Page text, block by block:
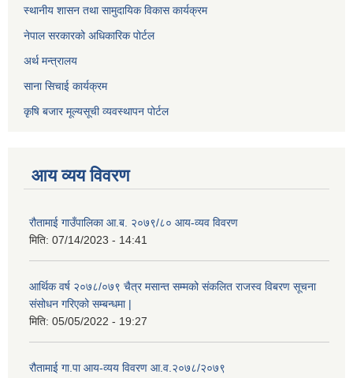
स्थानीय शासन तथा सामुदायिक विकास कार्यक्रम
नेपाल सरकारको अधिकारिक पोर्टल
अर्थ मन्त्रालय
साना सिचाई कार्यक्रम
कृषि बजार मूल्यसूची व्यवस्थापन पोर्टल
आय व्यय विवरण
रौतामाई गाउँपालिका आ.ब. २०७९/८० आय-व्यव विवरण
मिति: 07/14/2023 - 14:41
आर्थिक वर्ष २०७८/०७९ चैत्र मसान्त सम्मको संकलित राजस्व विबरण सूचना
संसोधन गरिएको सम्बन्धमा |
मिति: 05/05/2022 - 19:27
रौतामाई गा.पा आय-व्यय विवरण आ.व.२०७८/२०७९